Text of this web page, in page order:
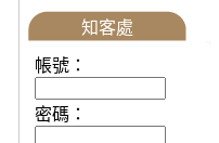
知客處
帳號：
密碼：